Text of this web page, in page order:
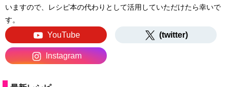
いますので、レシピ本の代わりとして活用していただけたら幸いで
す。
YouTube (twitter)
Instagram